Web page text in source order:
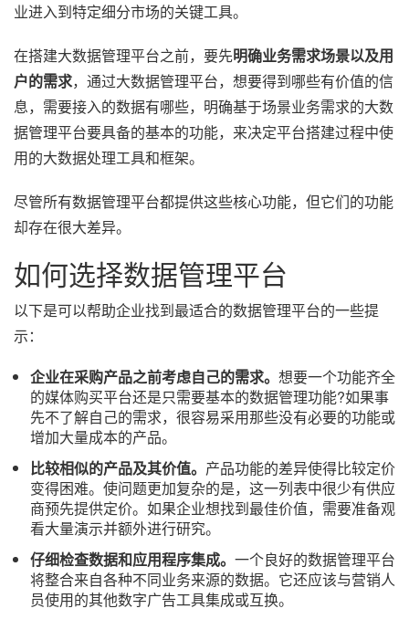
业进入到特定细分市场的关键工具。
在搭建大数据管理平台之前，要先明确业务需求场景以及用
户的需求，通过大数据管理平台，想要得到哪些有价值的信
息，需要接入的数据有哪些，明确基于场景业务需求的大数
据管理平台要具备的基本的功能，来决定平台搭建过程中使
用的大数据处理工具和框架。
尽管所有数据管理平台都提供这些核心功能， 但它们的功能
却存在很大差异。
如何选择数据管理平台
以下是可以帮助企业找到最适合的数据管理平台的一些提
示：
企业在采购产品之前考虑自己的需求。 想要一个功能齐全
的媒体购买平台还是只需要基本的数据管理功能?如果事
先不了解自己的需求，很容易采用那些没有必要的功能或
增加大量成本的产品。
比较相似的产品及其价值。 产品功能的差异使得比较定价
变得困难。使问题更加复杂的是，这一列表中很少有供应
商预先提供定价。如果企业想找到最佳价值，需要准备观
看大量演示并额外进行研究。
仔细检查数据和应用程序集成。 一个良好的数据管理平台
将整合来自各种不同业务来源的数据。它还应该与营销人
员使用的其他数字广告工具集成或互换。